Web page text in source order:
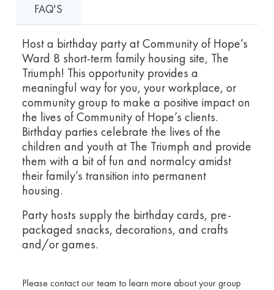
FAQ'S
Host a birthday party at Community of Hope’s
Ward 8 short-term family housing site, The
Triumph! This opportunity provides a
meaningful way for you, your workplace, or
community group to make a positive impact on
the lives of Community of Hope’s clients.
Birthday parties celebrate the lives of the
children and youth at The Triumph and provide
them with a bit of fun and normalcy amidst
their family’s transition into permanent
housing.
Party hosts supply the birthday cards, pre-
packaged snacks, decorations, and crafts
and/or games.
Please contact our team to learn more about your group